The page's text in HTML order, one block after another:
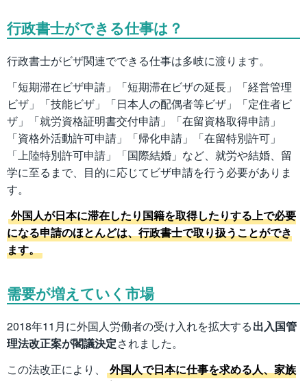
行政書士ができる仕事は？
行政書士がビザ関連でできる仕事は多岐に渡ります。
「短期滞在ビザ申請」「短期滞在ビザの延長」「経営管理
ビザ」「技能ビザ」「日本人の配偶者等ビザ」「定住者ビ
ザ」「就労資格証明書交付申請」「在留資格取得申請」
「資格外活動許可申請」「帰化申請」「在留特別許可」
「上陸特別許可申請」「国際結婚」など、就労や結婚、留
学に至るまで、目的に応じてビザ申請を行う必要がありま
す。
外国人が日本に滞在したり国籍を取得したりする上で必要
になる申請のほとんどは、行政書士で取り扱うことができ
ます。
需要が増えていく市場
2018年11月に外国人労働者の受け入れを拡大する出入国管
理法改正案が閣議決定されました。
この法改正により、
外国人で日本に仕事を求める人、家族